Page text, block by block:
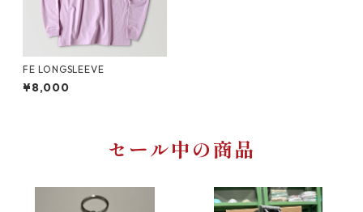
FE LONGSLEEVE
¥8,000
セール中の商品